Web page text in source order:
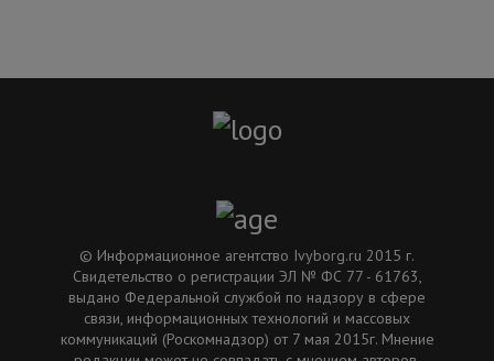
© Информационное агентство Ivyborg.ru 2015 г.
Свидетельство о регистрации ЭЛ № ФС 77 - 61763,
выдано Федеральной службой по надзору в сфере
связи, информационных технологий и массовых
коммуникаций (Роскомнадзор) от 7 мая 2015г. Мнение